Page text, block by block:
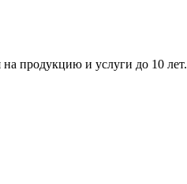
продукцию и услуги до 10 лет.